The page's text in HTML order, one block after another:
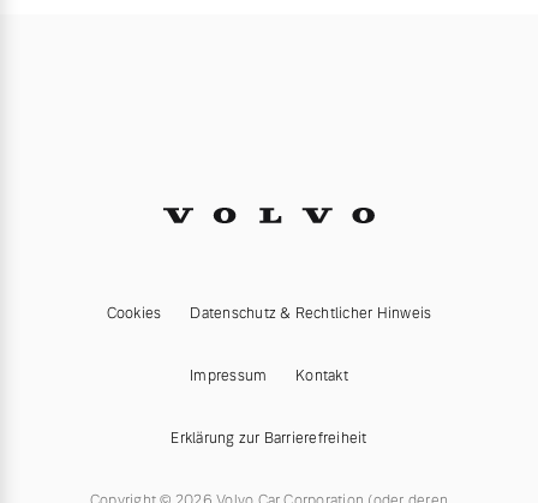
Cookies Datenschutz & Rechtlicher Hinweis
Impressum Kontakt
Erklärung zur Barrierefreiheit